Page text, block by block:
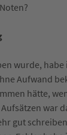
wurde,
Aufwand
hätte,
war
gut